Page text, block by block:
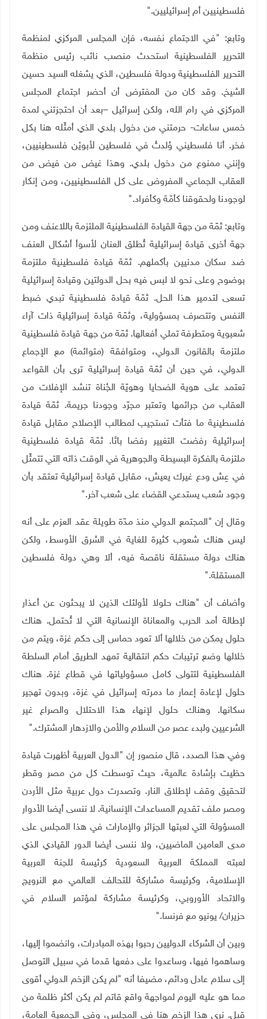
فلسطينيين أم إسرائيليين".
وتابع: "في الاجتماع نفسه، فإن المجلس المركزي لمنظمة
التحرير الفلسطينية استحدث منصب نائب رئيس منظمة
التحرير الفلسطينية ودولة فلسطين، الذي يشغله السيد حسين
الشيخ. وقد كان من المفترض أن أحضر اجتماع المجلس
المركزي في رام الله، ولكن إسرائيل –بعد أن احتجزتني لمدة
خمس ساعات- حرمتني من دخول بلدي الذي أمثّله هنا بكل
فخر. أنا فلسطيني وُلدتُ في فلسطين لأبويْن فلسطينيين،
وإنني ممنوع من دخول بلدي. وهذا غيض من فيض من
العقاب الجماعي المفروض على كل الفلسطينيين، ومن إنكار
لوجودنا ولحقوقنا كأمّة وكأفراد".
وتابع: ثمّة من جهة القيادة الفلسطينية الملتزمة باللاعنف ومن
جهة أخرى قيادة إسرائيلية تُطلق العنان لأسوأ أشكال العنف
ضد سكان مدنيين بأكملهم. ثمّة قيادة فلسطينية ملتزمة
بوضوح وعلى نحو لا لبس فيه بحل الدولتين وقيادة إسرائيلية
تسعى لتدمير هذا الحل. ثمّة قيادة فلسطينية تبدي ضبط
النفس وتتصرف بمسؤولية، وثمّة قيادة إسرائيلية ذات آراء
شعبوية ومتطرفة تملي أفعالها. ثمّة من جهة قيادة فلسطينية
ملتزمة بالقانون الدولي، ومتوافقة (متوائمة) مع الإجماع
الدولي، في حين أن ثمّة قيادة إسرائيلية ترى بأن القواعد
تعتمد على هوية الضحايا وهويّة الجُناة تنشد الإفلات من
العقاب من جرائمها وتعتبر مجرّد وجودنا جريمة. ثمّة قيادة
فلسطينية ما فتأت تستجيب لمطالب الإصلاح مقابل قيادة
إسرائيلية رفضت التغيير رفضا باتَا. ثمّة قيادة فلسطينية
ملتزمة بالفكرة البسيطة والجوهرية في الوقت ذاته التي تتمثّل
في عِش ودع غيرك يعيش، مقابل قيادة إسرائيلية تعتقد بأن
وجود شعب يستدعي القضاء على شعب آخر".
وقال إن "المجتمع الدولي منذ مدّة طويلة عقد العزم على أنه
ليس هناك شعوب كثيرة للغاية في الشرق الأوسط، ولكن
هناك دولة مستقلة ناقصة فيه، ألا وهي دولة فلسطين
المستقلة".
وأضاف أن "هناك حلولا لأولئك الذين لا يبحثون عن أعذار
لإطالة أمد الحرب والمعاناة الإنسانية التي لا تُحتمل. هناك
حلول يمكن من خلالها ألا تعود حماس إلى حكم غزة، ويتم من
خلالها وضع ترتيبات حكم انتقالية تمهد الطريق أمام السلطة
الفلسطينية لتتولى كامل مسؤولياتها في قطاع غزة. هناك
حلول لإعادة إعمار ما دمرته إسرائيل في غزة، وبدون تهجير
سكانها. وهناك حلول لإنهاء هذا الاحتلال والصراع غير
الشرعيين ولبدء عصر من السلام والأمن والازدهار المشترك".
وفي هذا الصدد، قال منصور إن "الدول العربية أظهرت قيادة
حظيت بإشادة عالمية، حيث توسطت كل من مصر وقطر
لتحقيق وقف لإطلاق النار. وتصدرت دول عربية مثل الأردن
ومصر ملف تقديم المساعدات الإنسانية. لا ننسى أيضا الأدوار
المسؤولة التي لعبتها الجزائر والإمارات في هذا المجلس على
مدى العامين الماضيين، ولا ننسى أيضا الدور القيادي الذي
لعبته المملكة العربية السعودية كرئيسة للجنة العربية
الإسلامية، وكرئيسة مشاركة للتحالف العالمي مع النرويج
والاتحاد الأوروبي، وكرئيسة مشاركة لمؤتمر السلام في
حزيران/ يونيو مع فرنسا".
وبين أن الشركاء الدوليين رحبوا بهذه المبادرات، وانضموا إليها،
وساهموا فيها، وساعدوا على دفعها قدما في سبيل التوصل
إلى سلام عادل ودائم، مضيفا أنه "لم يكن الزخم الدولي أقوى
مما هو عليه اليوم لمواجهة واقع قاتم لم يكن أكثر ظلمة من
قبل. نرى هذا الزخم هنا في المجلس، وفي الجمعية العامة،